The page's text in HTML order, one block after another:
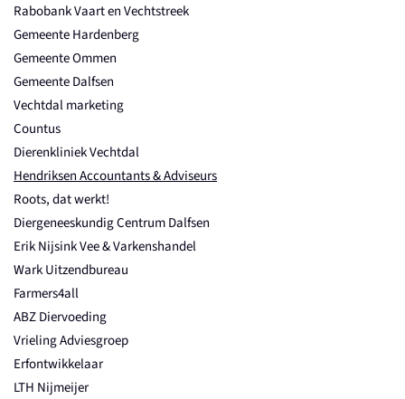
Rabobank Vaart en Vechtstreek
Gemeente Hardenberg
Gemeente Ommen
Gemeente Dalfsen
Vechtdal marketing
Countus
Dierenkliniek Vechtdal
Hendriksen Accountants & Adviseurs
Roots, dat werkt!
Diergeneeskundig Centrum Dalfsen
Erik Nijsink Vee & Varkenshandel
Wark Uitzendbureau
Farmers4all
ABZ Diervoeding
Vrieling Adviesgroep
Erfontwikkelaar
LTH Nijmeijer